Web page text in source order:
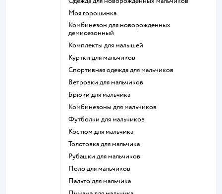
Моя горошинка
Комбинезон для новорожденных
демисезонный
Комплекты для малышей
Куртки для мальчиков
Спортивная одежда для мальчиков
Ветровки для мальчиков
Брюки для мальчика
Комбинезоны для мальчиков
Футболки для мальчиков
Костюм для мальчика
Толстовка для мальчика
Рубашки для мальчиков
Поло для мальчиков
Пальто для мальчика